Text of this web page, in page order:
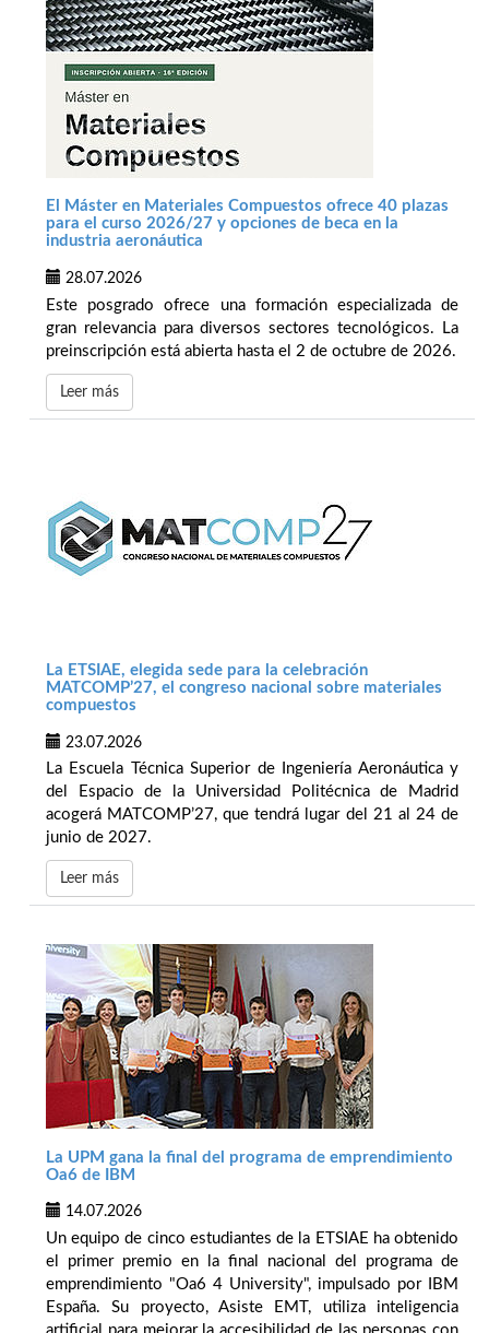
El Máster en Materiales Compuestos ofrece 40 plazas
para el curso 2026/27 y opciones de beca en la
industria aeronáutica
28.07.2026
Este posgrado ofrece una formación especializada de
gran relevancia para diversos sectores tecnológicos. La
preinscripción está abierta hasta el 2 de octubre de 2026.
Leer más
La ETSIAE, elegida sede para la celebración
MATCOMP’27, el congreso nacional sobre materiales
compuestos
23.07.2026
La Escuela Técnica Superior de Ingeniería Aeronáutica y
del Espacio de la Universidad Politécnica de Madrid
acogerá MATCOMP’27, que tendrá lugar del 21 al 24 de
junio de 2027.
Leer más
La UPM gana la final del programa de emprendimiento
Oa6 de IBM
14.07.2026
Un equipo de cinco estudiantes de la ETSIAE ha obtenido
el primer premio en la final nacional del programa de
emprendimiento "Oa6 4 University", impulsado por IBM
España. Su proyecto, Asiste EMT, utiliza inteligencia